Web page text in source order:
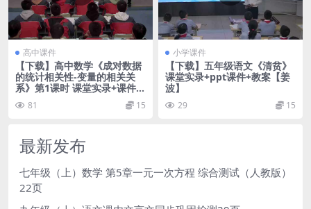
高中课件
【下载】高中数学《成对数据
的统计相关性-变量的相关关
系》第1课时 课堂实录+课件
+教案【柴化安】
81 15
小学课件
【下载】五年级语文《清贫》
课堂实录+ppt课件+教案【姜
波】
29 15
最新发布
七年级（上）数学 第5章一元一次方程 综合测试（人教版）
22页